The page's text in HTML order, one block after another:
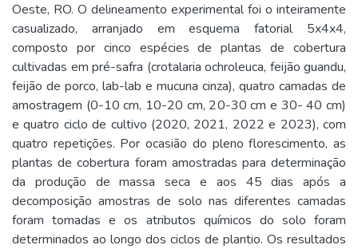
Oeste, RO. O delineamento experimental foi o inteiramente
casualizado, arranjado em esquema fatorial 5x4x4,
composto por cinco espécies de plantas de cobertura
cultivadas em pré-safra (crotalaria ochroleuca, feijão guandu,
feijão de porco, lab-lab e mucuna cinza), quatro camadas de
amostragem (0-10 cm, 10-20 cm, 20-30 cm e 30- 40 cm)
e quatro ciclo de cultivo (2020, 2021, 2022 e 2023), com
quatro repetições. Por ocasião do pleno florescimento, as
plantas de cobertura foram amostradas para determinação
da produção de massa seca e aos 45 dias após a
decomposição amostras de solo nas diferentes camadas
foram tomadas e os atributos químicos do solo foram
determinados ao longo dos ciclos de plantio. Os resultados